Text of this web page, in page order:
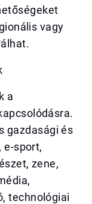
vagy
a
gazdasági és
e-sport,
zene,
technológiai